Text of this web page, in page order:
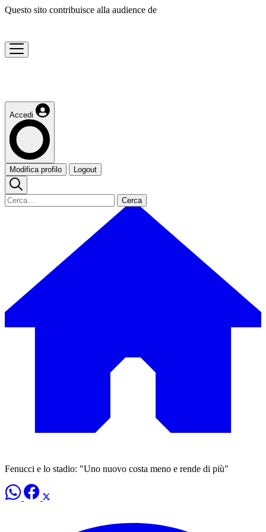
Questo sito contribuisce alla audience de
Accedi
Modifica profilo Logout
Cerca
Fenucci e lo stadio: "Uno nuovo costa meno e rende di più"